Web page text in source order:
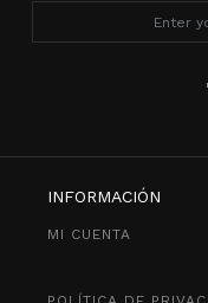
INFORMACIÓN
MI CUENTA